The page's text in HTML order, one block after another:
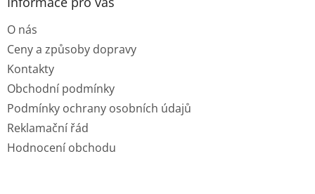
s
O nás
Ceny a způsoby dopravy
Kontakty
Obchodní podmínky
Podmínky ochrany osobních údajů
Reklamační řád
Hodnocení obchodu